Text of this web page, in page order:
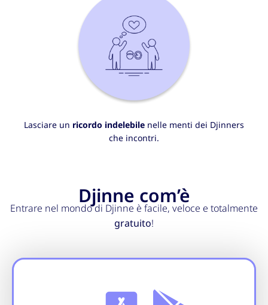
Lasciare un ricordo indelebile nelle menti dei Djinners
che incontri.
Djinne com’è​
Entrare nel mondo di Djinne è facile, veloce e totalmente
gratuito!